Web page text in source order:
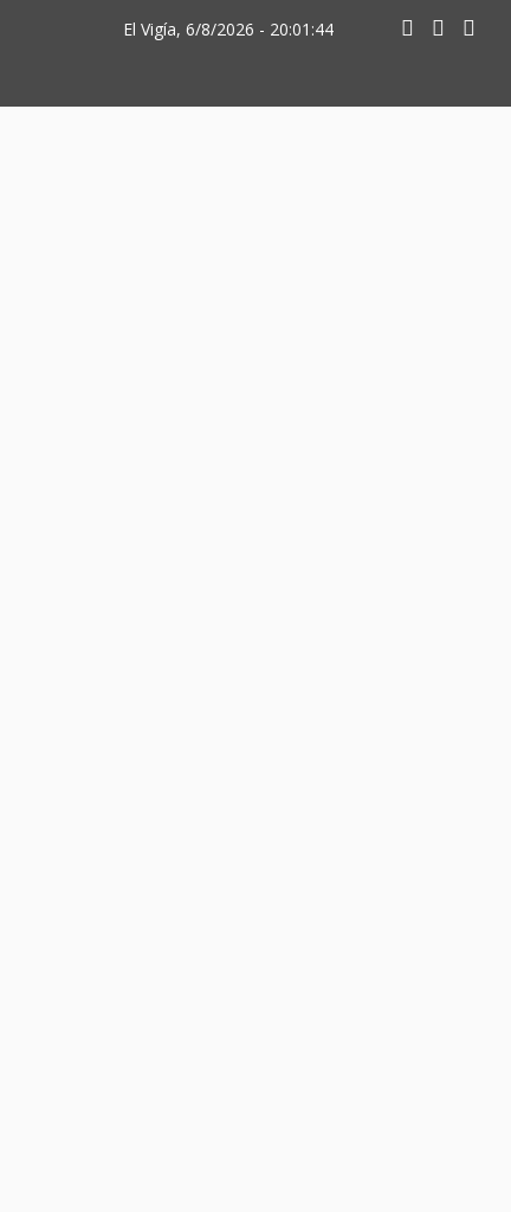
El Vigía, 6/8/2026 - 20:01:44